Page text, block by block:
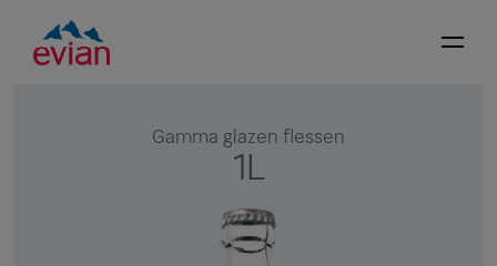
Gamma glazen flessen
1L